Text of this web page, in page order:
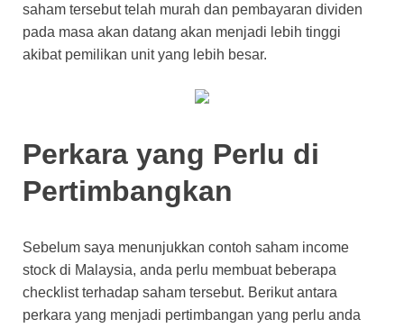
saham tersebut telah murah dan pembayaran dividen
pada masa akan datang akan menjadi lebih tinggi
akibat pemilikan unit yang lebih besar.
Perkara yang Perlu di
Pertimbangkan
Sebelum saya menunjukkan contoh saham income
stock di Malaysia, anda perlu membuat beberapa
checklist terhadap saham tersebut. Berikut antara
perkara yang menjadi pertimbangan yang perlu anda